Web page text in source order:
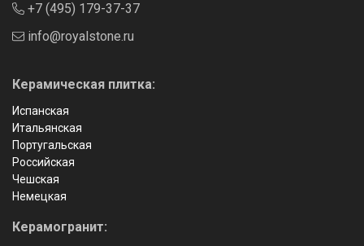
+7 (495) 179-37-37
info@royalstone.ru
Керамическая плитка:
Испанская
Итальянская
Португальская
Российская
Чешская
Немецкая
Керамогранит: